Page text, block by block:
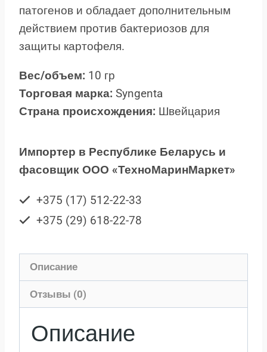
патогенов и обладает дополнительным
действием против бактериозов для
защиты картофеля.
Вес/объем: 10 гр
Торговая марка: Syngenta
Страна происхождения: Швейцария
Импортер в Республике Беларусь и
фасовщик ООО «ТехноМаринМаркет»
+375 (17) 512-22-33
+375 (29) 618-22-78
Описание
Отзывы (0)
Описание